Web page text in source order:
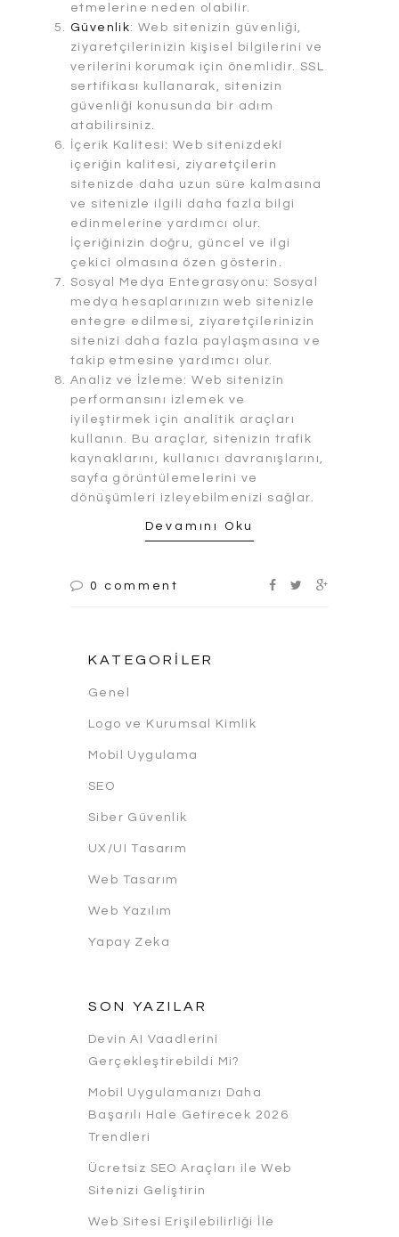
etmelerine neden olabilir.
Güvenlik: Web sitenizin güvenliği,
ziyaretçilerinizin kişisel bilgilerini ve
verilerini korumak için önemlidir. SSL
sertifikası kullanarak, sitenizin
güvenliği konusunda bir adım
atabilirsiniz.
İçerik Kalitesi: Web sitenizdeki
içeriğin kalitesi, ziyaretçilerin
sitenizde daha uzun süre kalmasına
ve sitenizle ilgili daha fazla bilgi
edinmelerine yardımcı olur.
İçeriğinizin doğru, güncel ve ilgi
çekici olmasına özen gösterin.
Sosyal Medya Entegrasyonu: Sosyal
medya hesaplarınızın web sitenizle
entegre edilmesi, ziyaretçilerinizin
sitenizi daha fazla paylaşmasına ve
takip etmesine yardımcı olur.
Analiz ve İzleme: Web sitenizin
performansını izlemek ve
iyileştirmek için analitik araçları
kullanın. Bu araçlar, sitenizin trafik
kaynaklarını, kullanıcı davranışlarını,
sayfa görüntülemelerini ve
dönüşümleri izleyebilmenizi sağlar.
Devamını Oku
0 comment
KATEGORILER
Genel
Logo ve Kurumsal Kimlik
Mobil Uygulama
SEO
Siber Güvenlik
UX/UI Tasarım
Web Tasarım
Web Yazılım
Yapay Zeka
SON YAZILAR
Devin AI Vaadlerini
Gerçekleştirebildi Mi?
Mobil Uygulamanızı Daha
Başarılı Hale Getirecek 2026
Trendleri
Ücretsiz SEO Araçları ile Web
Sitenizi Geliştirin
Web Sitesi Erişilebilirliği İle